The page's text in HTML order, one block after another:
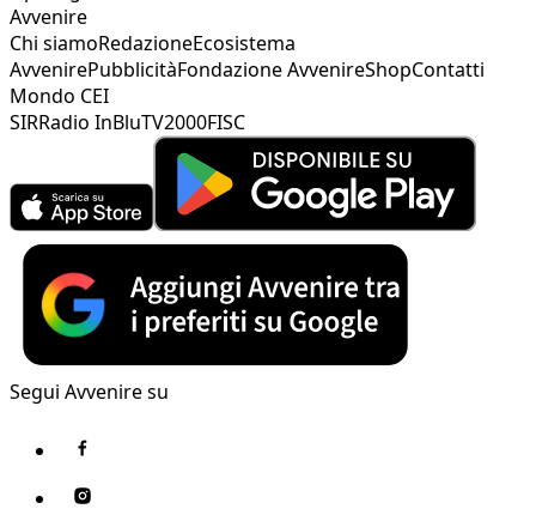
Avvenire
Chi siamoRedazioneEcosistema
AvvenirePubblicitàFondazione AvvenireShopContatti
Mondo CEI
SIRRadio InBluTV2000FISC
Segui Avvenire su